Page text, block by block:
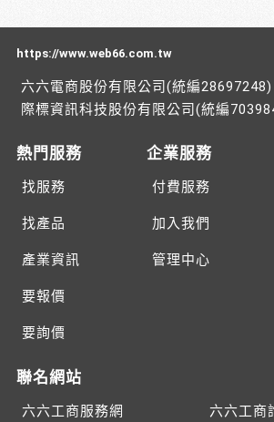
https://www.web66.com.tw
六六電商股份有限公司(統編28697248)
際標資訊科技股份有限公司(統編
熱門服務
找服務
找產品
產業資訊
要報價
要詢價
企業服務
付費服務
加入我們
管理中心
聯名網站
六六工商服務網 六六工商